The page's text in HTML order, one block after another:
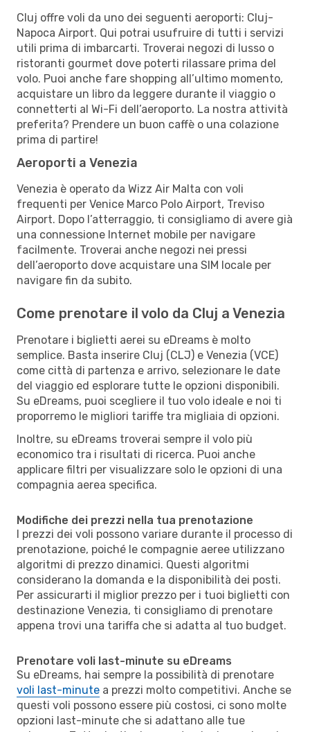
Cluj offre voli da uno dei seguenti aeroporti: Cluj-
Napoca Airport. Qui potrai usufruire di tutti i servizi
utili prima di imbarcarti. Troverai negozi di lusso o
ristoranti gourmet dove poterti rilassare prima del
volo. Puoi anche fare shopping all’ultimo momento,
acquistare un libro da leggere durante il viaggio o
connetterti al Wi-Fi dell’aeroporto. La nostra attività
preferita? Prendere un buon caffè o una colazione
prima di partire!
Aeroporti a Venezia
Venezia è operato da Wizz Air Malta con voli
frequenti per Venice Marco Polo Airport, Treviso
Airport. Dopo l’atterraggio, ti consigliamo di avere già
una connessione Internet mobile per navigare
facilmente. Troverai anche negozi nei pressi
dell’aeroporto dove acquistare una SIM locale per
navigare fin da subito.
Come prenotare il volo da Cluj a Venezia
Prenotare i biglietti aerei su eDreams è molto
semplice. Basta inserire Cluj (CLJ) e Venezia (VCE)
come città di partenza e arrivo, selezionare le date
del viaggio ed esplorare tutte le opzioni disponibili.
Su eDreams, puoi scegliere il tuo volo ideale e noi ti
proporremo le migliori tariffe tra migliaia di opzioni.
Inoltre, su eDreams troverai sempre il volo più
economico tra i risultati di ricerca. Puoi anche
applicare filtri per visualizzare solo le opzioni di una
compagnia aerea specifica.
Modifiche dei prezzi nella tua prenotazione
I prezzi dei voli possono variare durante il processo di
prenotazione, poiché le compagnie aeree utilizzano
algoritmi di prezzo dinamici. Questi algoritmi
considerano la domanda e la disponibilità dei posti.
Per assicurarti il miglior prezzo per i tuoi biglietti con
destinazione Venezia, ti consigliamo di prenotare
appena trovi una tariffa che si adatta al tuo budget.
Prenotare voli last-minute su eDreams
Su eDreams, hai sempre la possibilità di prenotare
voli last-minute a prezzi molto competitivi. Anche se
questi voli possono essere più costosi, ci sono molte
opzioni last-minute che si adattano alle tue